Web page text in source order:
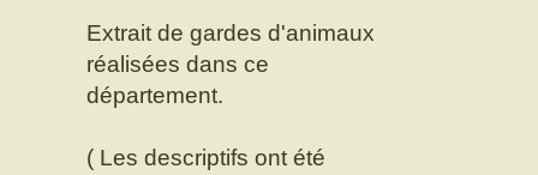
Extrait de gardes d'animaux
réalisées dans ce
département.
( Les descriptifs ont été